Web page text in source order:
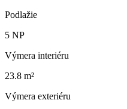
Podlažie
5 NP
Výmera interiéru
23.8 m²
Výmera exteriéru